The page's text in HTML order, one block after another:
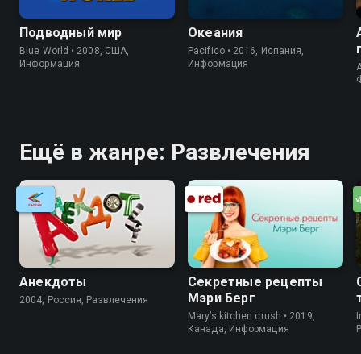
Подводный мир
Blue World • 2008, США,
Информация
Океания
Pacifico • 2016, Испания,
Информация
Ещё в жанре: Развлечения
Анекдоты
2004, Россия, Развлечения
Секретные рецепты
Мэри Берг
Mary’s kitchen crush • 2019,
Канада, Информация